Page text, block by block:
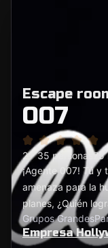
Escape
007
2 - 35 personas 75
¡Agente 007! Tú y
amenaza para la
planes, ¿Quién
Grupos Grandes
Empresa